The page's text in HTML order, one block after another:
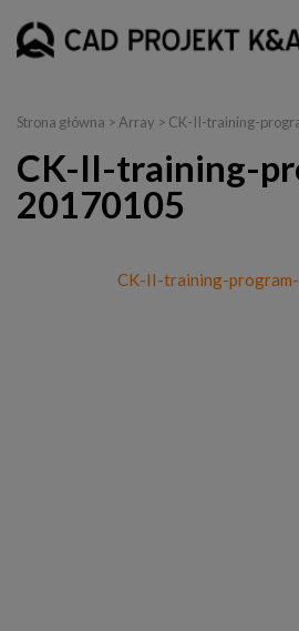
Strona główna > Array > CK-II-training-
CK-II-training-
20170105
CK-II-training-